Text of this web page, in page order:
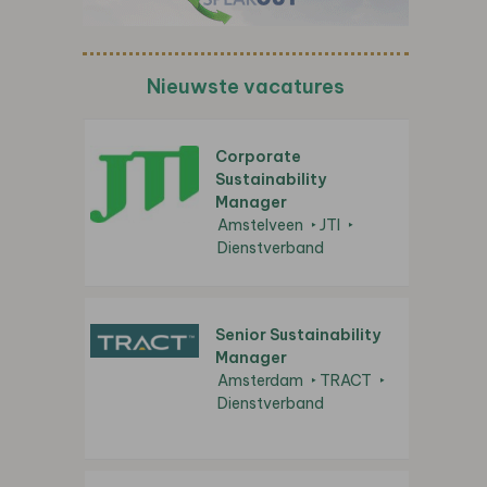
Nieuwste vacatures
Corporate
Sustainability
Manager
Amstelveen
JTI
Dienstverband
Senior Sustainability
Manager
Amsterdam
TRACT
Dienstverband